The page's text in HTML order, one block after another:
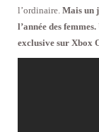
l’ordinaire. Mais un
l’année des femmes.
exclusive sur Xbox